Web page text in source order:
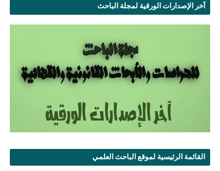
آخر الإصدارات الورقية لمجلة الباحث
القائمة الرئيسية لموقع الباحث العلمي